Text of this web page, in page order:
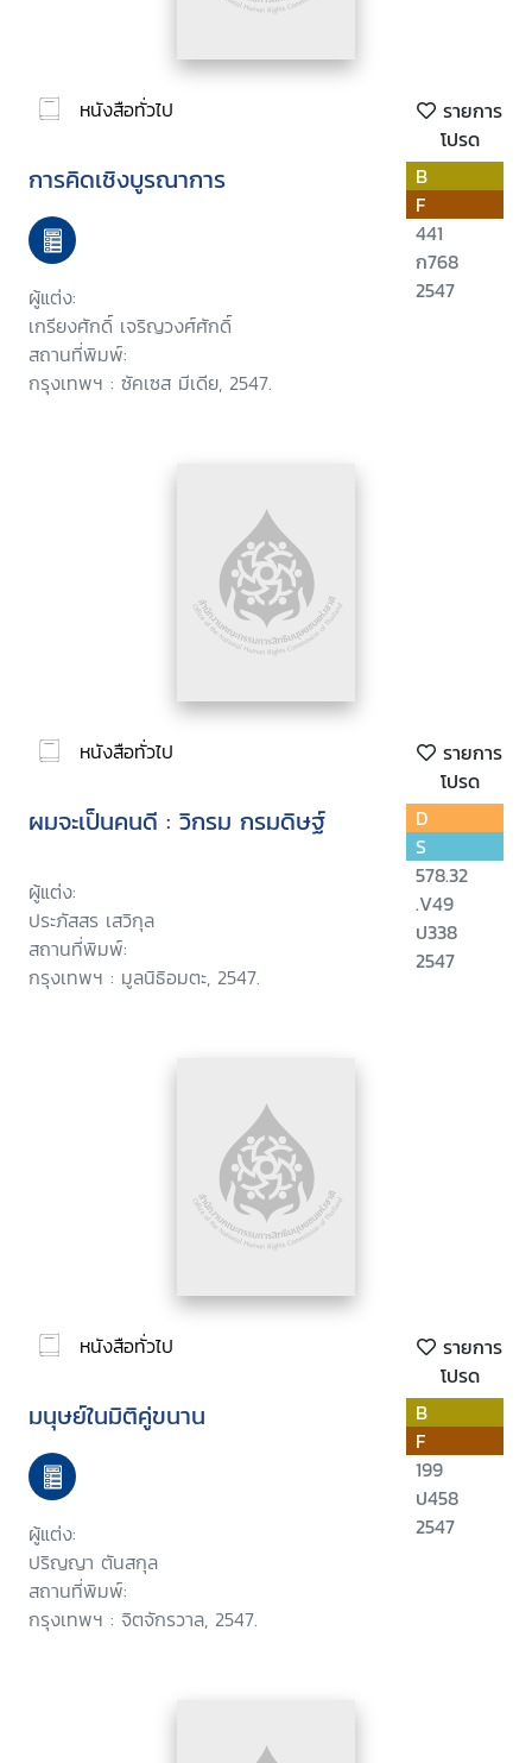
หนังสือทั่วไป
รายการ
โปรด
การคิดเชิงบูรณาการ
ผู้แต่ง:
เกรียงศักดิ์ เจริญวงศ์ศักดิ์
สถานที่พิมพ์:
กรุงเทพฯ : ซัคเซส มีเดีย, 2547.
B
F
441
ก768
2547
หนังสือทั่วไป
รายการ
โปรด
ผมจะเป็นคนดี : วิกรม กรมดิษฐ์
ผู้แต่ง:
ประภัสสร เสวิกุล
สถานที่พิมพ์:
กรุงเทพฯ : มูลนิธิอมตะ, 2547.
D
S
578.32
.V49
ป338
2547
หนังสือทั่วไป
รายการ
โปรด
มนุษย์ในมิติคู่ขนาน
ผู้แต่ง:
ปริญญา ตันสกุล
สถานที่พิมพ์:
กรุงเทพฯ : จิตจักรวาล, 2547.
B
F
199
ป458
2547